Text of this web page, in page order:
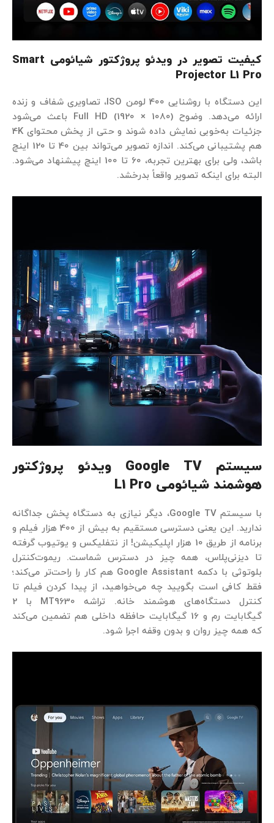
کیفیت تصویر در ویدئو پروژکتور شیائومی Smart
Projector L1 Pro
این دستگاه با روشنایی 400 لومن ISO، تصاویری شفاف و زنده
ارائه می‌دهد. وضوح Full HD (1920 × 1080) باعث می‌شود
جزئیات به‌خوبی نمایش داده شوند و حتی از پخش محتوای 4K
هم پشتیبانی می‌کند. اندازه تصویر می‌تواند بین 40 تا 120 اینچ
باشد، ولی برای بهترین تجربه، 60 تا 100 اینچ پیشنهاد می‌شود.
البته برای اینکه تصویر واقعاً بدرخشد.
سیستم Google TV ویدئو
پروژکتور
هوشمند شیائومی L1 Pro
با سیستم Google TV، دیگر نیازی به دستگاه پخش جداگانه
ندارید. این یعنی دسترسی مستقیم به بیش از 400 هزار فیلم و
برنامه از طریق 10 هزار اپلیکیشن! از نتفلیکس و یوتیوب گرفته
تا دیزنی‌پلاس، همه چیز در دسترس شماست. ریموت‌کنترل
بلوتوثی با دکمه Google Assistant هم کار را راحت‌تر می‌کند؛
فقط کافی است بگویید چه می‌خواهید، از پیدا کردن فیلم تا
کنترل دستگاه‌های هوشمند خانه. تراشه MT9630 با 2
گیگابایت رم و 16 گیگابایت حافظه داخلی هم تضمین می‌کند
که همه چیز روان و بدون وقفه اجرا شود.